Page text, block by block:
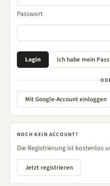
Passwort
Mit Google-Account einloggen
NOCH KEIN ACCOUNT?
Die Registrierung ist kostenlos
Jetzt registrieren